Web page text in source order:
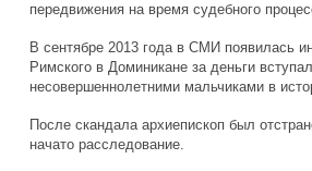
передвижения на время судебного
В сентябре 2013 года в СМИ появилась
Римского в Доминикане за деньги
несовершеннолетними мальчиками в
После скандала архиепископ был
начато расследование.